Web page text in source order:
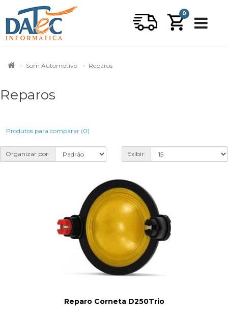
0
Som Automotivo Reparos
Reparos
Produtos para comparar (0)
Organizar por: Exibir:
Reparo Corneta D250Trio